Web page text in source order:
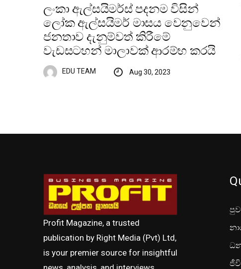
ලංකා ඇල්සයිමර්ස් පදනම විසින්
ලෝක ඇල්සයිමර් මාසය වෙනුවෙන්
ජනතාව දැනුම්වත් කිරීමේ
වැඩසටහන් මාලාවක් ආරම්භ කරයි
EDU TEAM Aug 30, 2023
Profit Magazine, a trusted
publication by Right Media (Pvt) Ltd,
is your premier source for insightful